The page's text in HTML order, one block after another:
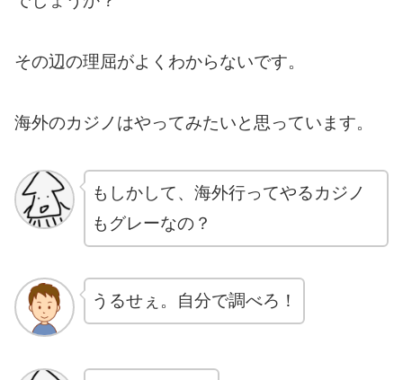
その辺の理屈がよくわからないです。
海外のカジノはやってみたいと思っています。
もしかして、海外行ってやるカジノ
もグレーなの？
うるせぇ。自分で調べろ！